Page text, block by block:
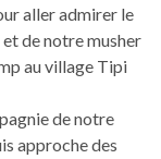
aller admirer le
de notre musher
au village Tipi
de notre
approche des